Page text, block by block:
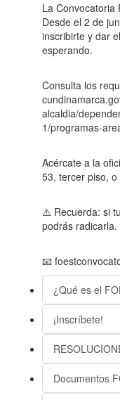
La Convocatoria
Desde el 2 de
inscribirte y dar
esperando.
Consulta los
alcaldia/
1/programas-
Acércate a la
53, tercer piso,
⚠️ Recuerda: si
podrás
📧
¿Qué es el
¡Inscríbete!
Documentos